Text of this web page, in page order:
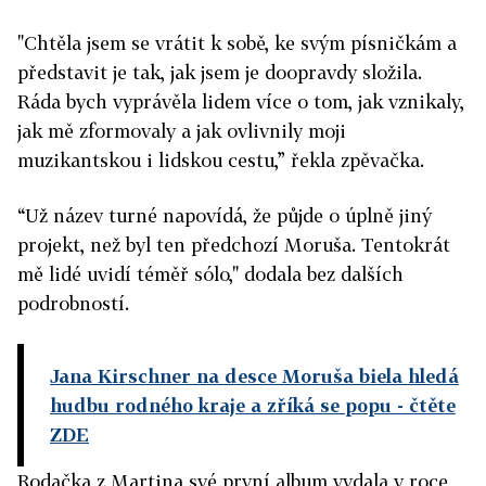
"Chtěla jsem se vrátit k sobě, ke svým písničkám a
představit je tak, jak jsem je doopravdy složila.
Ráda bych vyprávěla lidem více o tom, jak vznikaly,
jak mě zformovaly a jak ovlivnily moji
muzikantskou i lidskou cestu,” řekla zpěvačka.
“Už název turné napovídá, že půjde o úplně jiný
projekt, než byl ten předchozí Moruša. Tentokrát
mě lidé uvidí téměř sólo," dodala bez dalších
podrobností.
Jana Kirschner na desce Moruša biela hledá
hudbu rodného kraje a zříká se popu - čtěte
ZDE
Rodačka z Martina své první album vydala v roce